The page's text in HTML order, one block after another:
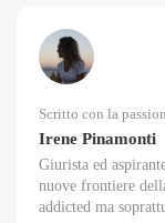
Scritto con la
Irene Pinamonti
Giurista ed
nuove frontiere
addicted ma